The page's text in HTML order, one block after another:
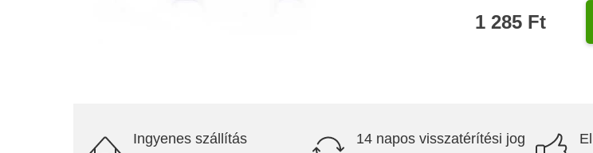
1 285 Ft
Ingyenes szállítás 14 napos visszatérítési jog